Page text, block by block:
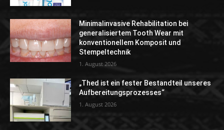
Minimalinvasive Rehabilitation bei
generalisiertem Tooth Wear mit
konventionellem Komposit und
Stempeltechnik
1. August 2026
„Thed ist ein fester Bestandteil unseres
Aufbereitungsprozesses“
1. August 2026